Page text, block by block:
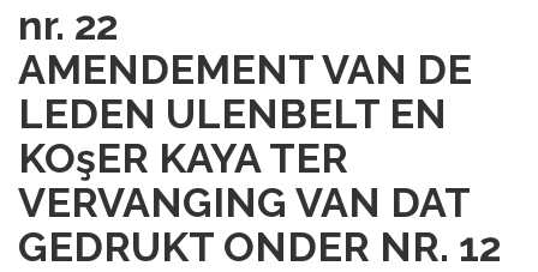
nr. 22
AMENDEMENT VAN DE
LEDEN ULENBELT EN
KOşER KAYA TER
VERVANGING VAN DAT
GEDRUKT ONDER NR. 12